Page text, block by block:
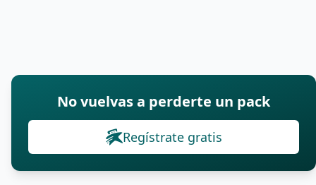
No vuelvas a perderte un pack
Regístrate gratis